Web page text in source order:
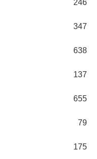
246
347
638
137
655
79
175